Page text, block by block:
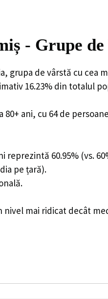
- Grupe
grupa de vârstă cu cea
16.23% din totalul
ani, cu 64 de
60.95% (vs.
pe țară).
mai ridicat decât